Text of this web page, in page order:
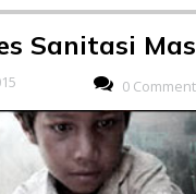
Sanitasi
0